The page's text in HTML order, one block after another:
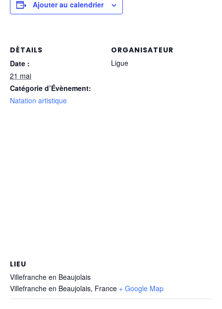
Ajouter au calendrier
DÉTAILS
Date :
21 mai
Catégorie d’Évènement:
Natation artistique
ORGANISATEUR
Ligue
LIEU
Villefranche en Beaujolais
Villefranche en Beaujolais, France + Google Map